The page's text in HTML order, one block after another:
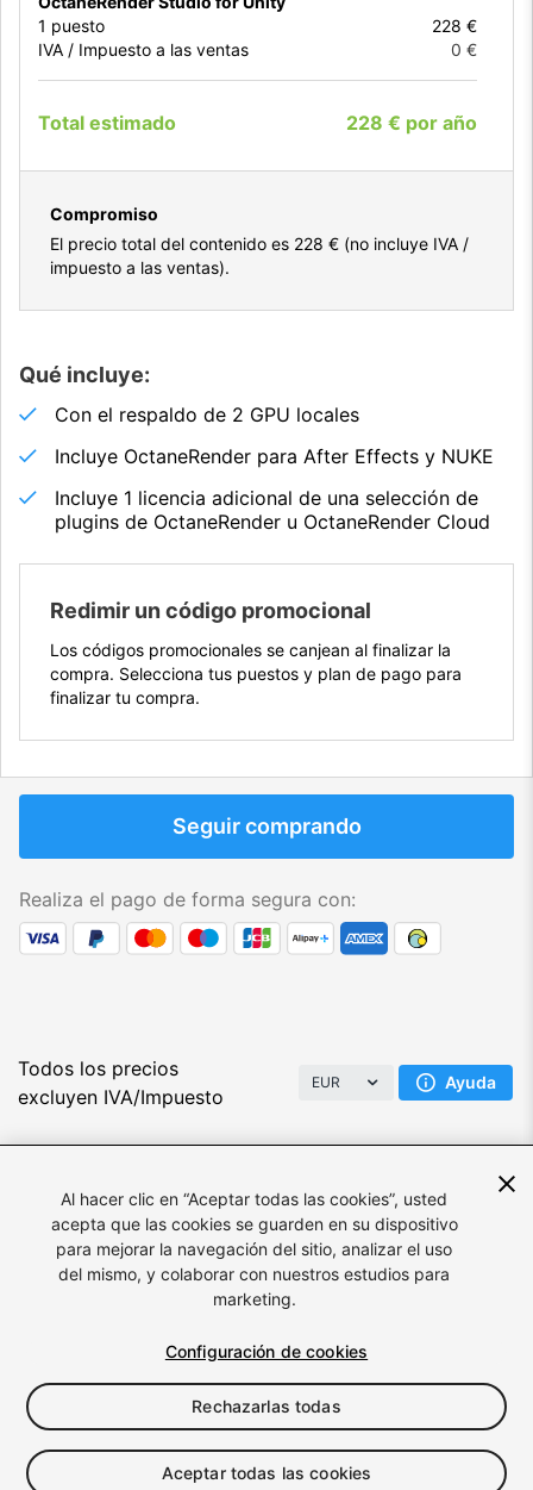
1 puesto
228 €
IVA / Impuesto a las ventas
0 €
Total estimado 228 € por año
Compromiso
El precio total del contenido es 228 € (no incluye IVA /
impuesto a las ventas).
Qué incluye:
Con el respaldo de 2 GPU locales
Incluye OctaneRender para After Effects y NUKE
Incluye 1 licencia adicional de una selección de
plugins de OctaneRender u OctaneRender Cloud
Redimir un código promocional
Los códigos promocionales se canjean al finalizar la
compra. Selecciona tus puestos y plan de pago para
finalizar tu compra.
Seguir comprando
Realiza el pago de forma segura con:
Todos los precios
excluyen IVA/Impuesto
EUR Ayuda
Idioma:Español
© 2026 Unity Technologies
Información legal Política de privacidad
No quiero que se comparta ni se venda mi información
personal
Preferencias de cookies
Al hacer clic en “Aceptar todas las cookies”, usted
acepta que las cookies se guarden en su dispositivo
para mejorar la navegación del sitio, analizar el uso
del mismo, y colaborar con nuestros estudios para
marketing.
Configuración de cookies
Rechazarlas todas
Aceptar todas las cookies